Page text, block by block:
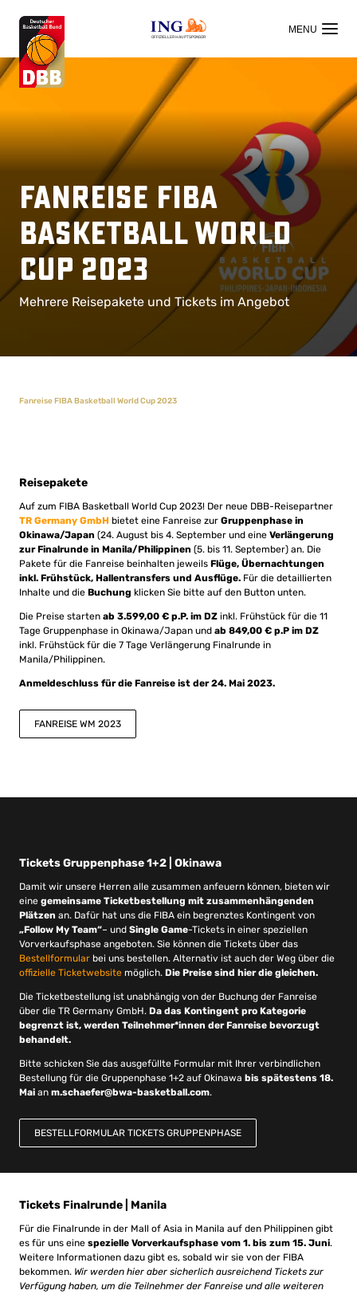
OFFIZIELLER HAUPTSPONSOR
Fanreise FIBA
Basketball World
Cup 2023
Mehrere Reisepakete und Tickets im Angebot
Fanreise FIBA Basketball World Cup 2023
Reisepakete
Auf zum FIBA Basketball World Cup 2023! Der neue DBB-Reisepartner
TR Germany GmbH bietet eine Fanreise zur Gruppenphase in
Okinawa/Japan (24. August bis 4. September und eine Verlängerung
zur Finalrunde in Manila/Philippinen (5. bis 11. September) an. Die
Pakete für die Fanreise beinhalten jeweils Flüge, Übernachtungen
inkl. Frühstück, Hallentransfers und Ausflüge. Für die detaillierten
Inhalte und die Buchung klicken Sie bitte auf den Button unten.
Die Preise starten ab 3.599,00 € p.P. im DZ inkl. Frühstück für die 11
Tage Gruppenphase in Okinawa/Japan und ab 849,00 € p.P im DZ
inkl. Frühstück für die 7 Tage Verlängerung Finalrunde in
Manila/Philippinen.
Anmeldeschluss für die Fanreise ist der 24. Mai 2023.
FANREISE WM 2023
Tickets Gruppenphase 1+2 | Okinawa
Damit wir unsere Herren alle zusammen anfeuern können, bieten wir
eine gemeinsame Ticketbestellung mit zusammenhängenden
Plätzen an. Dafür hat uns die FIBA ein begrenztes Kontingent von
„Follow My Team“– und Single Game-Tickets in einer speziellen
Vorverkaufsphase angeboten. Sie können die Tickets über das
Bestellformular bei uns bestellen. Alternativ ist auch der Weg über die
offizielle Ticketwebsite möglich. Die Preise sind hier die gleichen.
Die Ticketbestellung ist unabhängig von der Buchung der Fanreise
über die TR Germany GmbH. Da das Kontingent pro Kategorie
begrenzt ist, werden Teilnehmer*innen der Fanreise bevorzugt
behandelt.
Bitte schicken Sie das ausgefüllte Formular mit Ihrer verbindlichen
Bestellung für die Gruppenphase 1+2 auf Okinawa bis spätestens 18.
Mai an m.schaefer@bwa-basketball.com.
BESTELLFORMULAR TICKETS GRUPPENPHASE
Tickets Finalrunde | Manila
Für die Finalrunde in der Mall of Asia in Manila auf den Philippinen gibt
es für uns eine spezielle Vorverkaufsphase vom 1. bis zum 15. Juni.
Weitere Informationen dazu gibt es, sobald wir sie von der FIBA
bekommen. Wir werden hier aber sicherlich ausreichend Tickets zur
Verfügung haben, um die Teilnehmer der Fanreise und alle weiteren